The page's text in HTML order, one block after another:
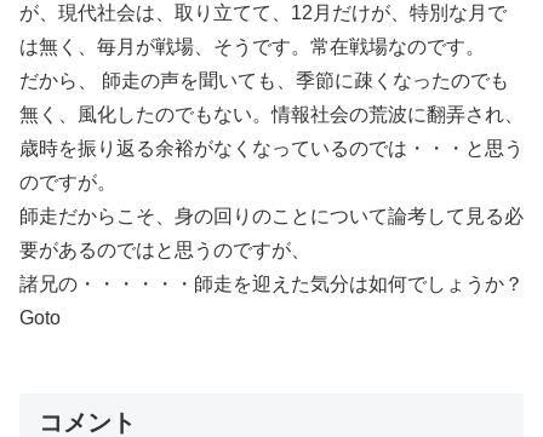
が、現代社会は、取り立てて、12月だけが、特別な月で
は無く、毎月が戦場、そうです。常在戦場なのです。
だから、 師走の声を聞いても、季節に疎くなったのでも
無く、風化したのでもない。情報社会の荒波に翻弄され、
歳時を振り返る余裕がなくなっているのでは・・・と思う
のですが。
師走だからこそ、身の回りのことについて論考して見る必
要があるのではと思うのですが、
諸兄の・・・・・・師走を迎えた気分は如何でしょうか？
Goto
コメント